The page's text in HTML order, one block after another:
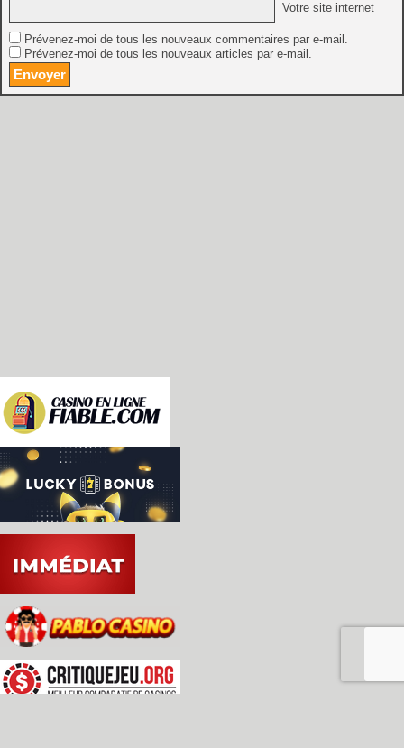
Votre site internet
Prévenez-moi de tous les nouveaux commentaires par e-mail.
Prévenez-moi de tous les nouveaux articles par e-mail.